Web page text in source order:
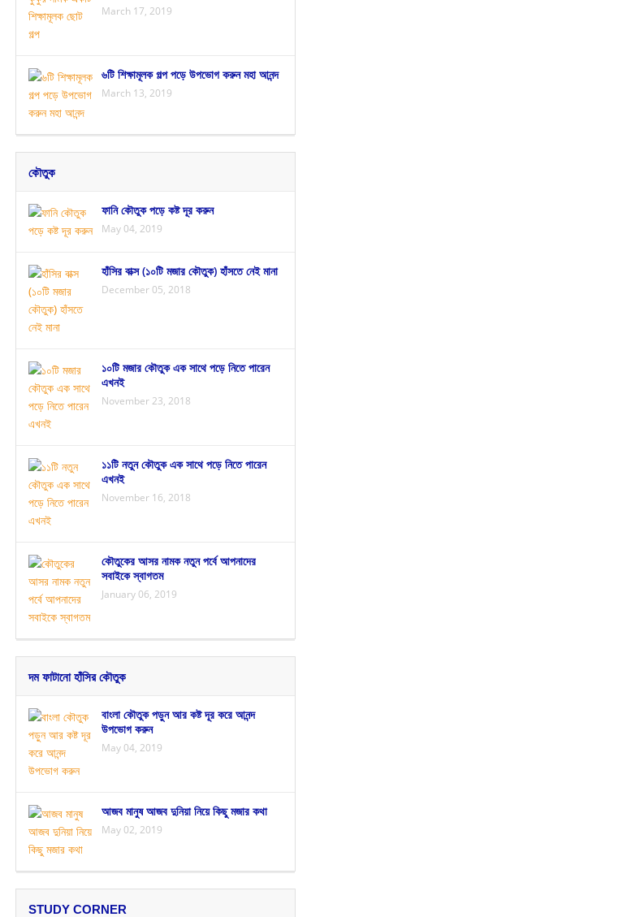
March 17, 2019
৬টি শিক্ষামূলক গল্প পড়ে উপভোগ করুন মহা আনন্দ
March 13, 2019
কৌতুক
ফানি কৌতুক পড়ে কষ্ট দূর করুন
May 04, 2019
হাঁসির বাক্স (১০টি মজার কৌতুক) হাঁসতে নেই মানা
December 05, 2018
১০টি মজার কৌতুক এক সাথে পড়ে নিতে পারেন
এখনই
November 23, 2018
১১টি নতুন কৌতুক এক সাথে পড়ে নিতে পারেন
এখনই
November 16, 2018
কৌতুকের আসর নামক নতুন পর্বে আপনাদের
সবাইকে স্বাগতম
January 06, 2019
দম ফাটানো হাঁসির কৌতুক
বাংলা কৌতুক পড়ুন আর কষ্ট দূর করে আনন্দ
উপভোগ করুন
May 04, 2019
আজব মানুষ আজব দুনিয়া নিয়ে কিছু মজার কথা
May 02, 2019
STUDY CORNER